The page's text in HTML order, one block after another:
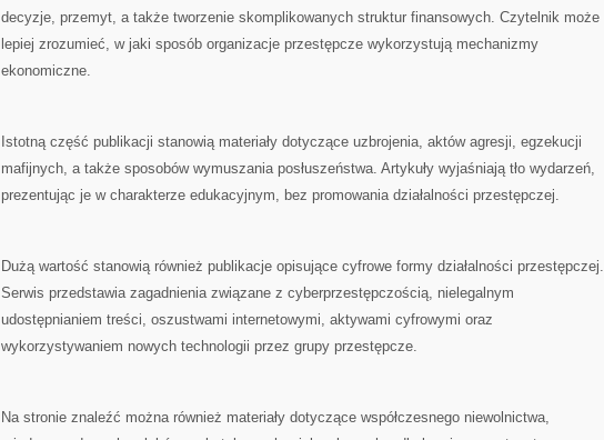
decyzje, przemyt, a także tworzenie skomplikowanych struktur finansowych. Czytelnik może
lepiej zrozumieć, w jaki sposób organizacje przestępcze wykorzystują mechanizmy
ekonomiczne.
Istotną część publikacji stanowią materiały dotyczące uzbrojenia, aktów agresji, egzekucji
mafijnych, a także sposobów wymuszania posłuszeństwa. Artykuły wyjaśniają tło wydarzeń,
prezentując je w charakterze edukacyjnym, bez promowania działalności przestępczej.
Dużą wartość stanowią również publikacje opisujące cyfrowe formy działalności przestępczej.
Serwis przedstawia zagadnienia związane z cyberprzestępczością, nielegalnym
udostępnianiem treści, oszustwami internetowymi, aktywami cyfrowymi oraz
wykorzystywaniem nowych technologii przez grupy przestępcze.
Na stronie znaleźć można również materiały dotyczące współczesnego niewolnictwa,